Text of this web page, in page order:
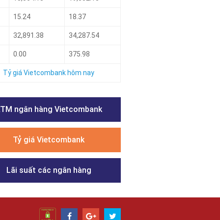
15.24 18.37
32,891.38 34,287.54
0.00 375.98
Tỷ giá Vietcombank hôm nay
ngân hàng Vietcombank
Tỷ giá Vietcombank
Lãi suất các ngân hàng